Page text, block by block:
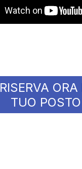
RISERVA ORA
TUO POSTO